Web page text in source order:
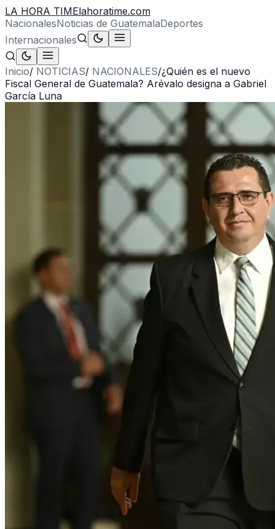
LA HORA TIMElahoratime.com
NacionalesNoticias de GuatemalaDeportes
Internacionales
Inicio/ NOTICIAS/ NACIONALES/¿Quién es el nuevo
Fiscal General de Guatemala? Arévalo designa a Gabriel
García Luna